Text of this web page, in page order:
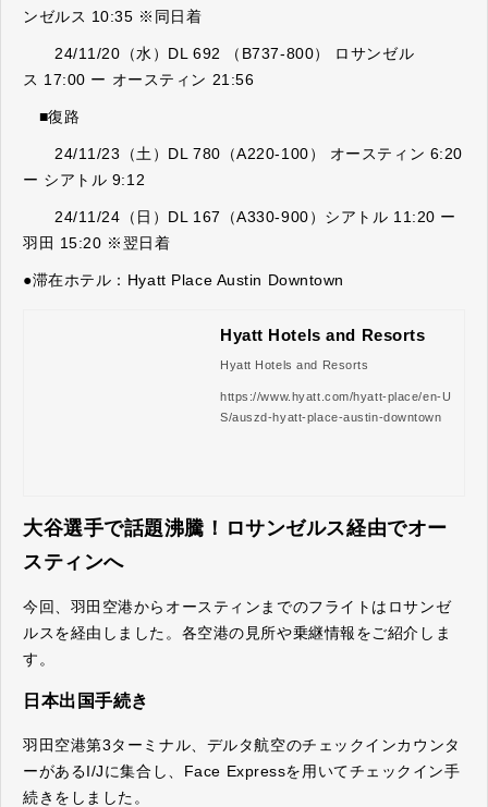
ンゼルス 10:35 ※同日着
24/11/20（水）DL 692 （B737-800） ロサンゼル
ス 17:00 ー オースティン 21:56
■復路
24/11/23（土）DL 780（A220-100） オースティン 6:20
ー シアトル 9:12
24/11/24（日）DL 167（A330-900）シアトル 11:20 ー
羽田 15:20 ※翌日着
●滞在ホテル：Hyatt Place Austin Downtown
Hyatt Hotels and Resorts
Hyatt Hotels and Resorts
https://www.hyatt.com/hyatt-place/en-U
S/auszd-hyatt-place-austin-downtown
大谷選手で話題沸騰！ロサンゼルス経由でオー
スティンへ
今回、羽田空港からオースティンまでのフライトはロサンゼ
ルスを経由しました。各空港の見所や乗継情報をご紹介しま
す。
日本出国手続き
羽田空港第3ターミナル、デルタ航空のチェックインカウンタ
ーがあるI/Jに集合し、Face Expressを用いてチェックイン手
続きをしました。